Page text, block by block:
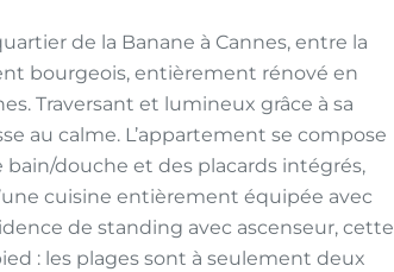
de la Banane à Cannes, entre la
bourgeois, entièrement rénové en
Traversant et lumineux grâce à sa
au calme. L’appartement se compose
douche et des placards intégrés,
cuisine entièrement équipée avec
de standing avec ascenseur, cette
: les plages sont à seulement deux